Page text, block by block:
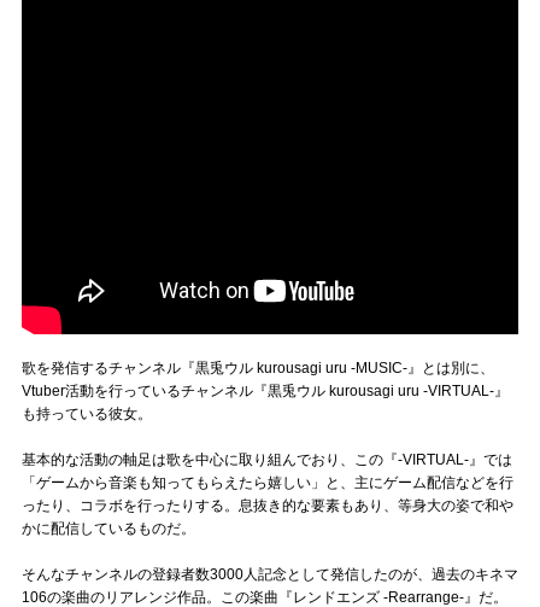
歌を発信するチャンネル『黒兎ウル kurousagi uru -MUSIC-』とは別に、
Vtuber活動を行っているチャンネル『黒兎ウル kurousagi uru -VIRTUAL-』
も持っている彼女。
基本的な活動の軸足は歌を中心に取り組んでおり、この『-VIRTUAL-』では
「ゲームから音楽も知ってもらえたら嬉しい」と、主にゲーム配信などを行
ったり、コラボを行ったりする。息抜き的な要素もあり、等身大の姿で和や
かに配信しているものだ。
そんなチャンネルの登録者数3000人記念として発信したのが、過去のキネマ
106の楽曲のリアレンジ作品。この楽曲『レンドエンズ -Rearrange-』だ。